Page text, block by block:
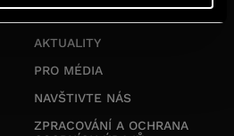
AKTUALITY
PRO MÉDIA
NAVŠTIVTE NÁS
ZPRACOVÁNÍ A OCHRANA